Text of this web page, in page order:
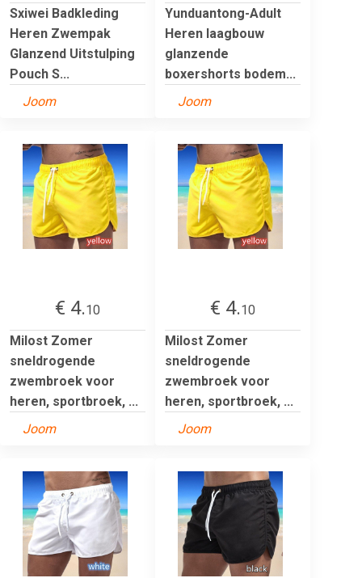
Sxiwei Badkleding
Heren Zwempak
Glanzend Uitstulping
Pouch S...
Joom
Yunduantong-Adult
Heren laagbouw
glanzende
boxershorts bodem...
Joom
€ 4.10
Milost Zomer
sneldrogende
zwembroek voor
heren, sportbroek, ...
Joom
€ 4.10
Milost Zomer
sneldrogende
zwembroek voor
heren, sportbroek, ...
Joom